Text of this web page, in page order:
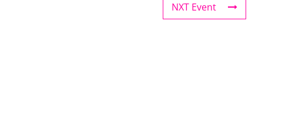
NXT Event